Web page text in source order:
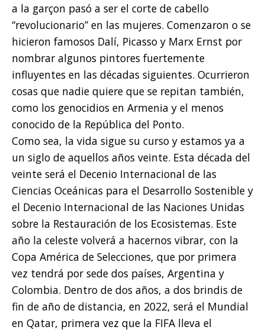
a la garçon pasó a ser el corte de cabello
“revolucionario” en las mujeres. Comenzaron o se
hicieron famosos Dalí, Picasso y Marx Ernst por
nombrar algunos pintores fuertemente
influyentes en las décadas siguientes. Ocurrieron
cosas que nadie quiere que se repitan también,
como los genocidios en Armenia y el menos
conocido de la República del Ponto.
Como sea, la vida sigue su curso y estamos ya a
un siglo de aquellos años veinte. Esta década del
veinte será el Decenio Internacional de las
Ciencias Oceánicas para el Desarrollo Sostenible y
el Decenio Internacional de las Naciones Unidas
sobre la Restauración de los Ecosistemas. Este
año la celeste volverá a hacernos vibrar, con la
Copa América de Selecciones, que por primera
vez tendrá por sede dos países, Argentina y
Colombia. Dentro de dos años, a dos brindis de
fin de año de distancia, en 2022, será el Mundial
en Qatar, primera vez que la FIFA lleva el